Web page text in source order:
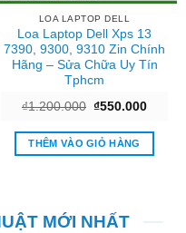
LOA LAPTOP DELL
Loa Laptop Dell Xps 13
7390, 9300, 9310 Zin Chính
Hãng – Sửa Chữa Uy Tín
Tphcm
₫1.200.000 Giá
là:
₫1.200.000.
₫550.000Giá
tại
THÊM VÀO GIỎ HÀNG
MỚI NHẤT